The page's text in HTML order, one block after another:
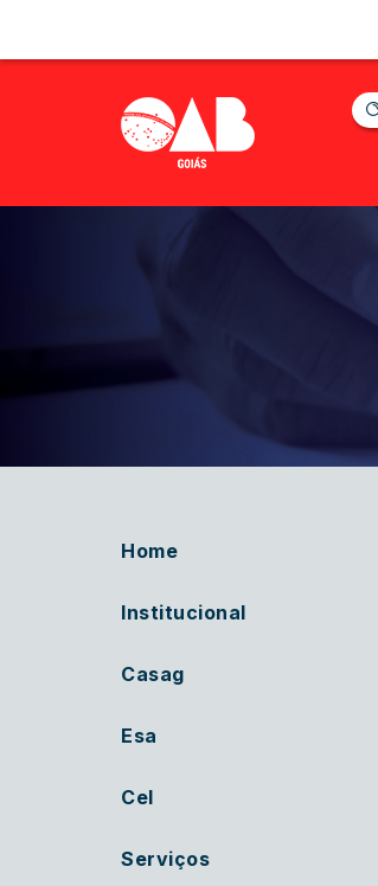
Home
Institucional
Casag
Esa
Cel
Serviços